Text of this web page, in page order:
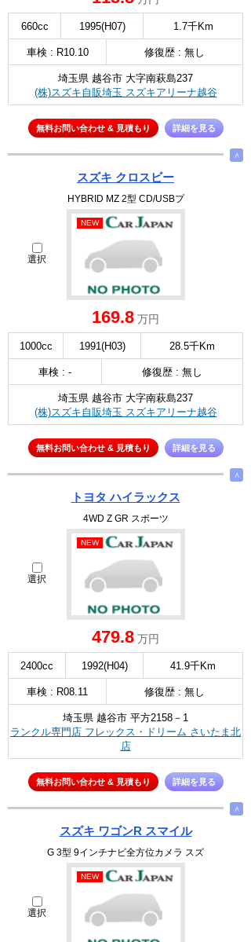
660cc 1995(H07) 1.7千Km
車検 : R10.10 修復歴 : 無し
埼玉県 越谷市 大字南萩島237
(株)スズキ自販埼玉 スズキアリーナ越谷
無料お問い合わせ & 見積もり 詳細を見る
∧
スズキ クロスビー
HYBRID MZ 2型 CD/USBプ
選択
NEW
169.8 万円
1000cc 1991(H03) 28.5千Km
車検 : - 修復歴 : 無し
埼玉県 越谷市 大字南萩島237
(株)スズキ自販埼玉 スズキアリーナ越谷
無料お問い合わせ & 見積もり 詳細を見る
∧
トヨタ ハイラックス
4WD Z GR スポーツ
選択
NEW
479.8 万円
2400cc 1992(H04) 41.9千Km
車検 : R08.11 修復歴 : 無し
埼玉県 越谷市 平方2158－1
ランクル専門店 フレックス・ドリーム さいたま北
店
無料お問い合わせ & 見積もり 詳細を見る
∧
スズキ ワゴンR スマイル
G 3型 9インチナビ全方位カメラ スズ
選択
NEW